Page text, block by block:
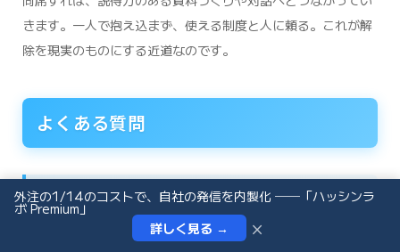
きます。一人で抱え込まず、使える制度と人に頼る。これが解
除を現実のものにする近道なのです。
よくある質問
経営者保証に関するガイドラインに法的な強制力
はありますか。
インタビュー依頼
外注の1/14のコストで、自社の発信を内製化 ──「ハッシンラ
ボ Premium」
詳しく見る →
×